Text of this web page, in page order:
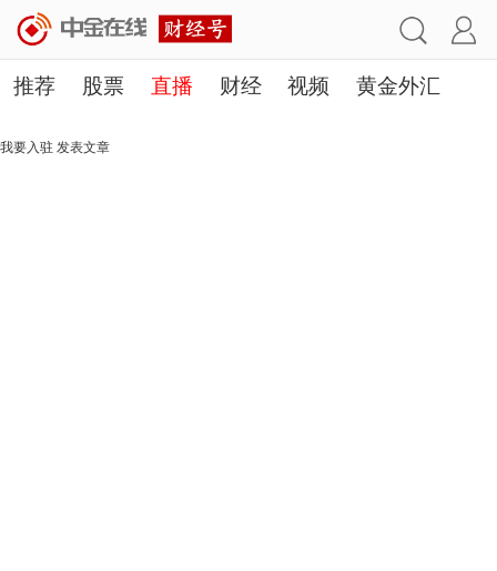
推荐 股票 直播 财经 视频 黄金外汇
理财 行业
我要入驻 发表文章